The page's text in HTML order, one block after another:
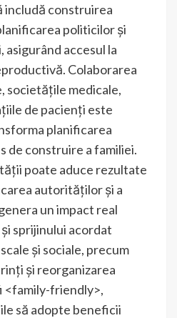
includă construirea
politicilor și
accesul la
Colaborarea
societățile medicale,
de pacienți este
planificarea
de construire a familiei.
poate aduce rezultate
autorităților și a
un impact real
sprijinului acordat
și sociale, precum
și reorganizarea
<family-friendly>,
să adopte beneficii